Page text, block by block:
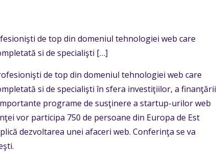
de top din domeniul tehnologiei web care
si de specialişti […]
de top din domeniul tehnologiei web care
si de specialişti în sfera investiţiilor, a finanţării
programe de susţinere a startup-urilor web
vor participa 750 de persoane din Europa de Est
dezvoltarea unei afaceri web. Conferinţa se va